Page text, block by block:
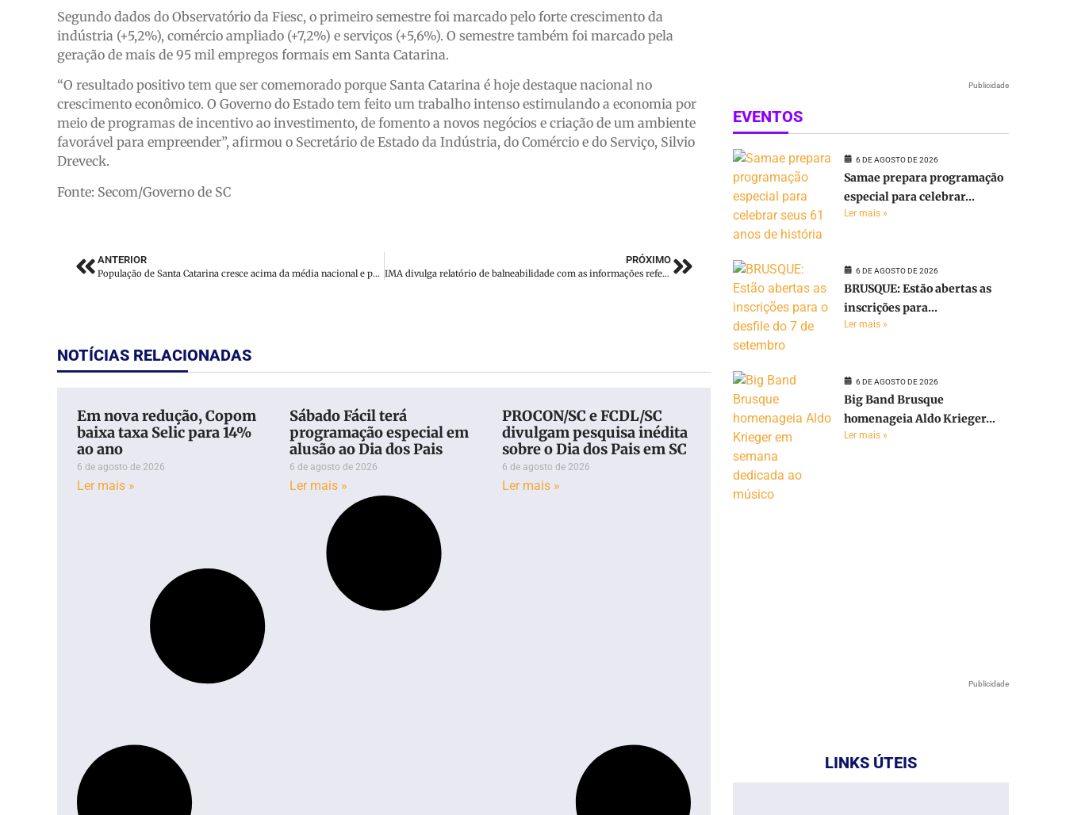
Segundo dados do Observatório da Fiesc, o primeiro semestre foi marcado pelo forte crescimento da
indústria (+5,2%), comércio ampliado (+7,2%) e serviços (+5,6%). O semestre também foi marcado pela
geração de mais de 95 mil empregos formais em Santa Catarina.
“O resultado positivo tem que ser comemorado porque Santa Catarina é hoje destaque nacional no
crescimento econômico. O Governo do Estado tem feito um trabalho intenso estimulando a economia por
meio de programas de incentivo ao investimento, de fomento a novos negócios e criação de um ambiente
favorável para empreender”, afirmou o Secretário de Estado da Indústria, do Comércio e do Serviço, Silvio
Dreveck.
Fonte: Secom/Governo de SC
ANTERIOR
População de Santa Catarina cresce acima da média nacional e passa de 8 milhões de pessoas
PRÓXIMO
IMA divulga relatório de balneabilidade com as informações referentes ao mês de agosto
NOTÍCIAS RELACIONADAS
Em nova redução, Copom
baixa taxa Selic para 14%
ao ano
6 de agosto de 2026
Ler mais »
Sábado Fácil terá
programação especial em
alusão ao Dia dos Pais
6 de agosto de 2026
Ler mais »
PROCON/SC e FCDL/SC
divulgam pesquisa inédita
sobre o Dia dos Pais em SC
6 de agosto de 2026
Ler mais »
Publicidade
EVENTOS
6 DE AGOSTO DE 2026
Samae prepara programação
especial para celebrar...
Ler mais »
6 DE AGOSTO DE 2026
BRUSQUE: Estão abertas as
inscrições para...
Ler mais »
6 DE AGOSTO DE 2026
Big Band Brusque
homenageia Aldo Krieger...
Ler mais »
Publicidade
LINKS ÚTEIS